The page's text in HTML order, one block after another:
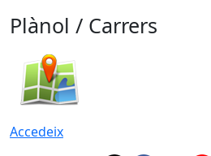
Plànol / Carrers
Accedeix